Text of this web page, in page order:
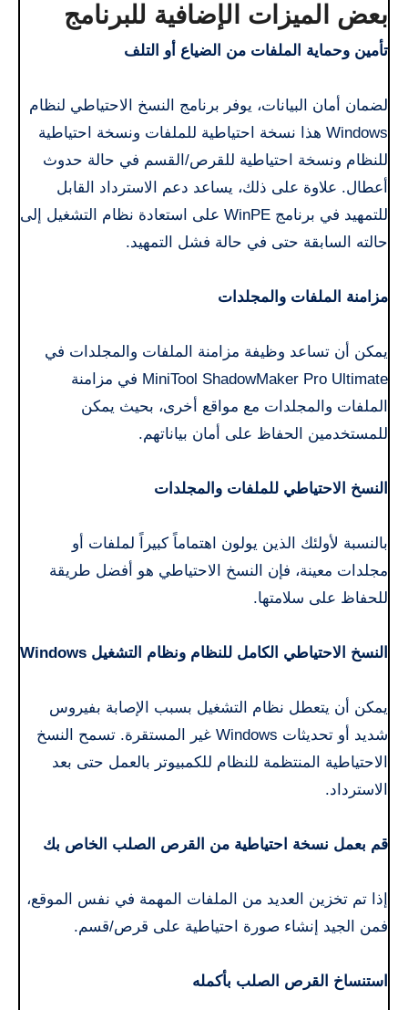
بعض الميزات الإضافية للبرنامج
تأمين وحماية الملفات من الضياع أو التلف
لضمان أمان البيانات، يوفر برنامج النسخ الاحتياطي لنظام
Windows هذا نسخة احتياطية للملفات ونسخة احتياطية
للنظام ونسخة احتياطية للقرص/القسم في حالة حدوث
أعطال. علاوة على ذلك، يساعد دعم الاسترداد القابل
للتمهيد في برنامج WinPE على استعادة نظام التشغيل إلى
حالته السابقة حتى في حالة فشل التمهيد.
مزامنة الملفات والمجلدات
يمكن أن تساعد وظيفة مزامنة الملفات والمجلدات في
MiniTool ShadowMaker Pro Ultimate في مزامنة
الملفات والمجلدات مع مواقع أخرى، بحيث يمكن
للمستخدمين الحفاظ على أمان بياناتهم.
النسخ الاحتياطي للملفات والمجلدات
بالنسبة لأولئك الذين يولون اهتماماً كبيراً لملفات أو
مجلدات معينة، فإن النسخ الاحتياطي هو أفضل طريقة
للحفاظ على سلامتها.
النسخ الاحتياطي الكامل للنظام ونظام التشغيل Windows
يمكن أن يتعطل نظام التشغيل بسبب الإصابة بفيروس
شديد أو تحديثات Windows غير المستقرة. تسمح النسخ
الاحتياطية المنتظمة للنظام للكمبيوتر بالعمل حتى بعد
الاسترداد.
قم بعمل نسخة احتياطية من القرص الصلب الخاص بك
إذا تم تخزين العديد من الملفات المهمة في نفس الموقع،
فمن الجيد إنشاء صورة احتياطية على قرص/قسم.
استنساخ القرص الصلب بأكمله